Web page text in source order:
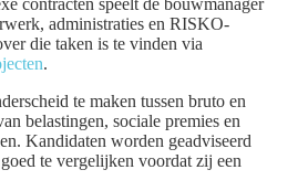
contracten speelt de bouwmanager
administraties en RISKO-
die taken is te vinden via
.
te maken tussen bruto en
belastingen, sociale premies en
Kandidaten worden geadviseerd
te vergelijken voordat zij een